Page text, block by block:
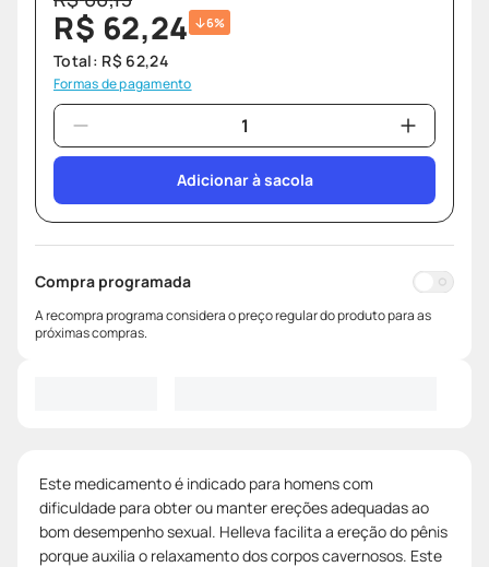
R$ 62,24 6%
Total: R$ 62,24
Formas de pagamento
Adicionar à sacola
Compra programada
A recompra programa considera o preço regular do produto para as
próximas compras.
Este medicamento é indicado para homens com
dificuldade para obter ou manter ereções adequadas ao
bom desempenho sexual. Helleva facilita a ereção do pênis
porque auxilia o relaxamento dos corpos cavernosos. Este